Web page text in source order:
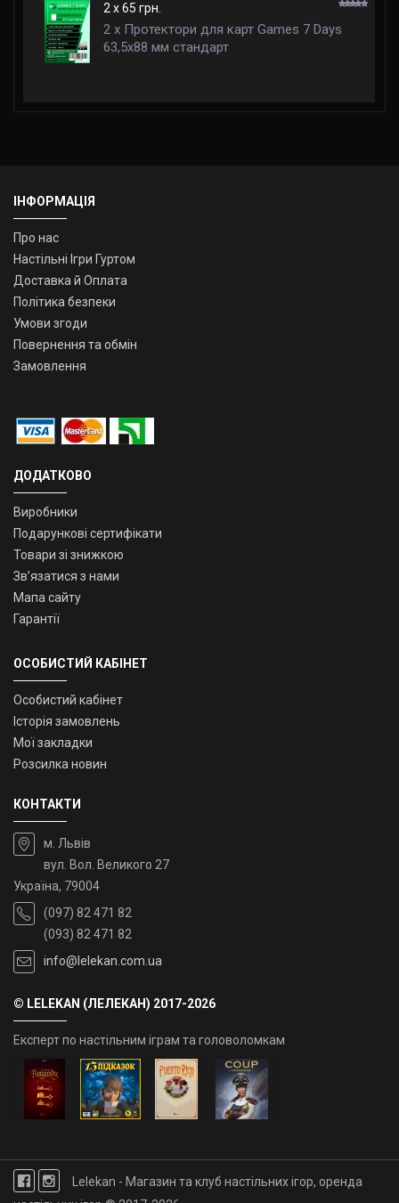
2 x 65 грн.
2 x Протектори для карт Games 7 Days
63,5x88 мм стандарт
ІНФОРМАЦІЯ
Про нас
Настільні Ігри Гуртом
Доставка й Оплата
Політика безпеки
Умови згоди
Повернення та обмін
Замовлення
ДОДАТКОВО
Виробники
Подарункові сертифікати
Товари зі знижкою
Зв’язатися з нами
Мапа сайту
Гарантії
ОСОБИСТИЙ КАБІНЕТ
Особистий кабінет
Історія замовлень
Мої закладки
Розсилка новин
КОНТАКТИ
м. Львів
вул. Вол. Великого 27
Україна, 79004
(097) 82 471 82
(093) 82 471 82
info@lelekan.com.ua
© LELEKAN (ЛЕЛЕКАН) 2017-2026
Експерт по настільним іграм та головоломкам
Lelekan - Магазин та клуб настільних ігор, оренда